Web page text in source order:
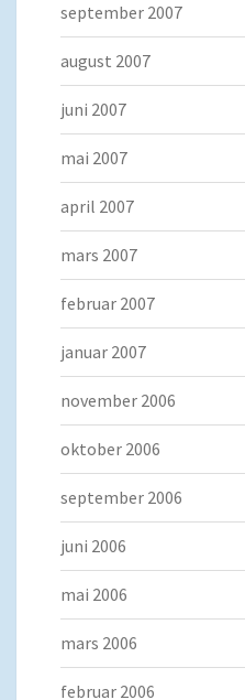
september 2007
august 2007
juni 2007
mai 2007
april 2007
mars 2007
februar 2007
januar 2007
november 2006
oktober 2006
september 2006
juni 2006
mai 2006
mars 2006
februar 2006